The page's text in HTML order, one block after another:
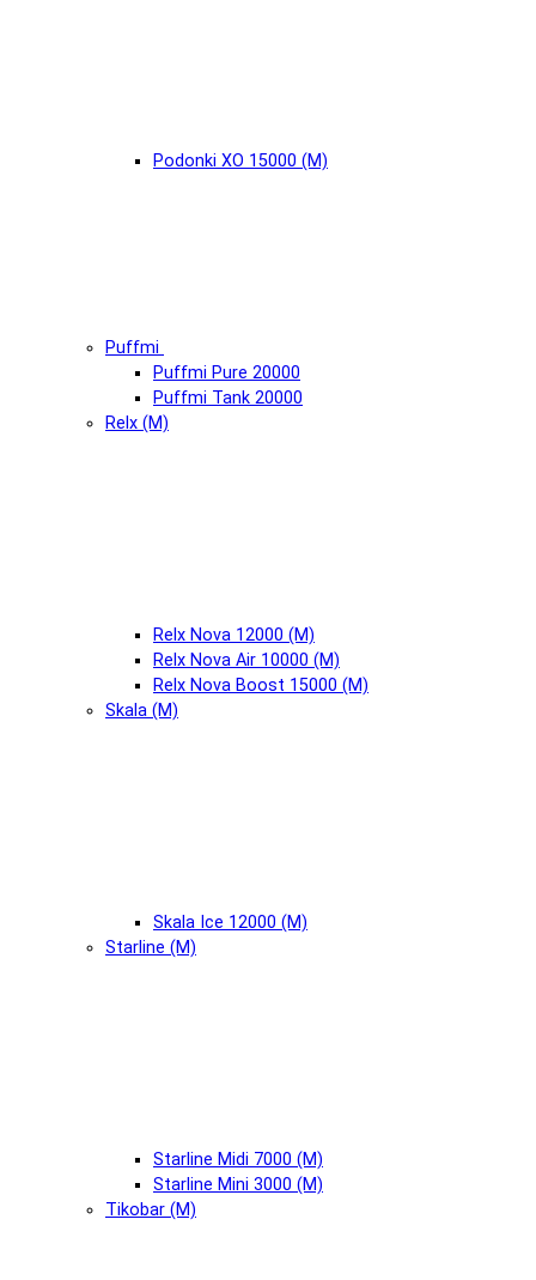
Podonki XO 15000 (М)
Puffmi
Puffmi Pure 20000
Puffmi Tank 20000
Relx (М)
Relx Nova 12000 (М)
Relx Nova Air 10000 (М)
Relx Nova Boost 15000 (М)
Skala (М)
Skala Ice 12000 (М)
Starline (М)
Starline Midi 7000 (М)
Starline Mini 3000 (М)
Tikobar (М)